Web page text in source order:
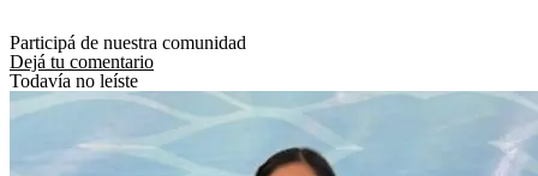
Participá de nuestra comunidad
Dejá tu comentario
Todavía no leíste